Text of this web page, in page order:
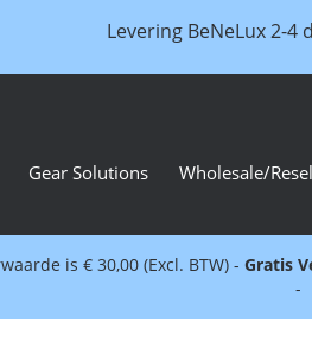
Levering BeNeLux 2-4
Gear Solutions Wholesale/
is € 30,00 (Excl. BTW) - Gratis
-